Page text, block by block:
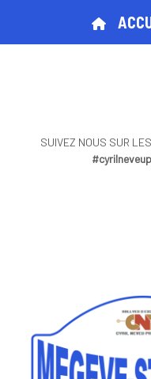
SUIVEZ NOUS SUR